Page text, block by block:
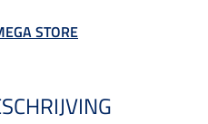
STORE